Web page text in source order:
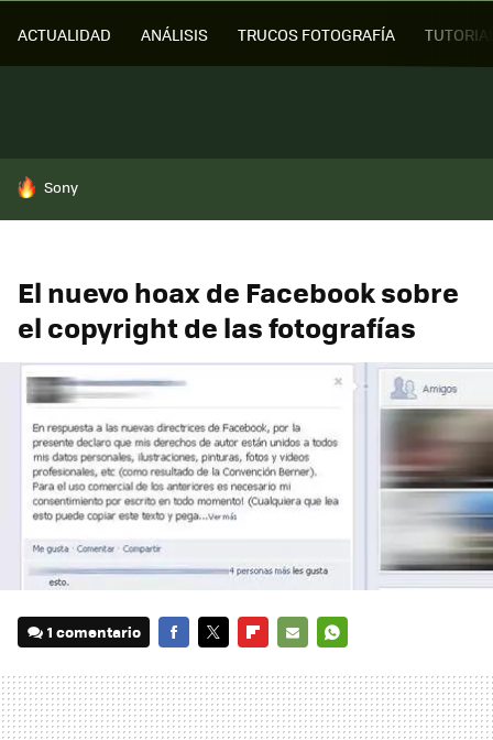
ACTUALIDAD ANÁLISIS TRUCOS FOTOGRAFÍA
HOY SE HABLA DE
Sony
El nuevo hoax de Facebook sobre
el copyright de las fotografías
1 comentario
MAIL